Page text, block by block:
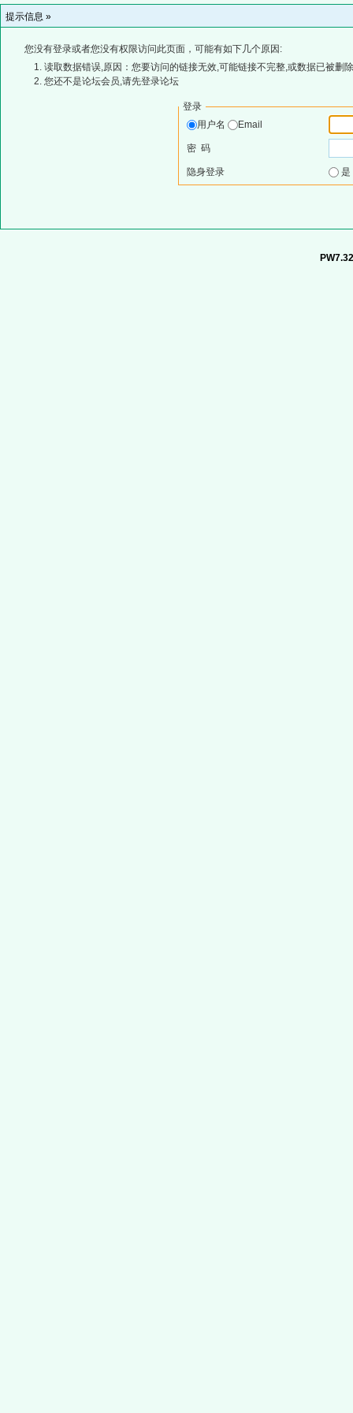
提示信息 »
您没有登录或者您没有权限访问此页面，可能有如下几个原因:
读取数据错误,原因：您要访问的链接无效,可能链接不完整,或数据已被删
您还不是论坛会员,请先登录论坛
登录
用户名
Email
密 码
隐身登录